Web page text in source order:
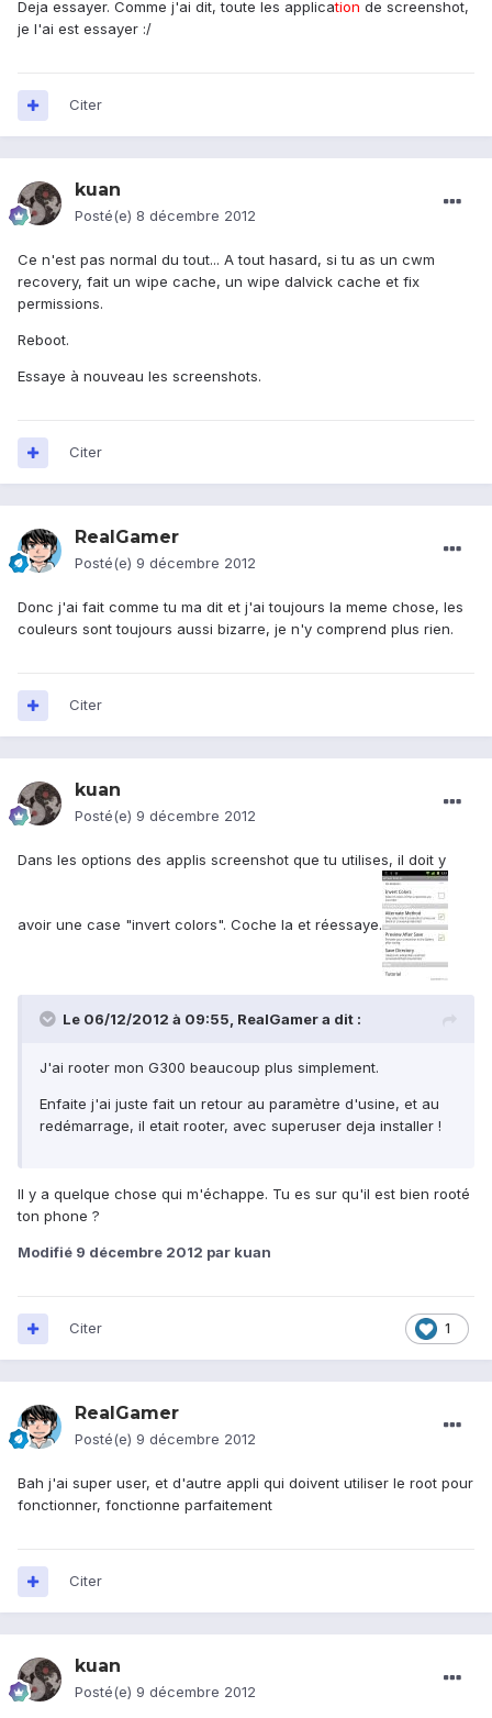
Deja essayer. Comme j'ai dit, toute les application de screenshot,
je l'ai est essayer :/
Citer
kuan
Posté(e) 8 décembre 2012
Ce n'est pas normal du tout... A tout hasard, si tu as un cwm
recovery, fait un wipe cache, un wipe dalvick cache et fix
permissions.
Reboot.
Essaye à nouveau les screenshots.
Citer
RealGamer
Posté(e) 9 décembre 2012
Donc j'ai fait comme tu ma dit et j'ai toujours la meme chose, les
couleurs sont toujours aussi bizarre, je n'y comprend plus rien.
Citer
kuan
Posté(e) 9 décembre 2012
Dans les options des applis screenshot que tu utilises, il doit y
avoir une case "invert colors". Coche la et réessaye.
Le 06/12/2012 à 09:55, RealGamer a dit :
J'ai rooter mon G300 beaucoup plus simplement.
Enfaite j'ai juste fait un retour au paramètre d'usine, et au
redémarrage, il etait rooter, avec superuser deja installer !
Il y a quelque chose qui m'échappe. Tu es sur qu'il est bien rooté
ton phone ?
Modifié 9 décembre 2012 par kuan
1
Citer
RealGamer
Posté(e) 9 décembre 2012
Bah j'ai super user, et d'autre appli qui doivent utiliser le root pour
fonctionner, fonctionne parfaitement
Citer
kuan
Posté(e) 9 décembre 2012